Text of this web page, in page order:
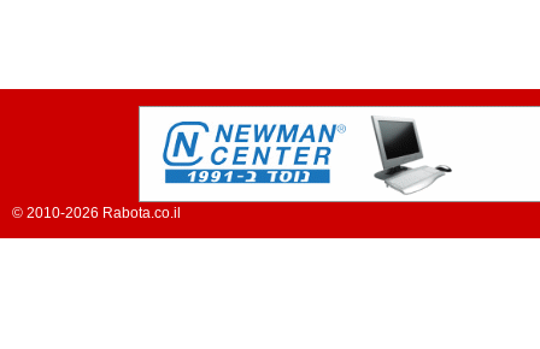
© 2010-2026 Rabota.co.il